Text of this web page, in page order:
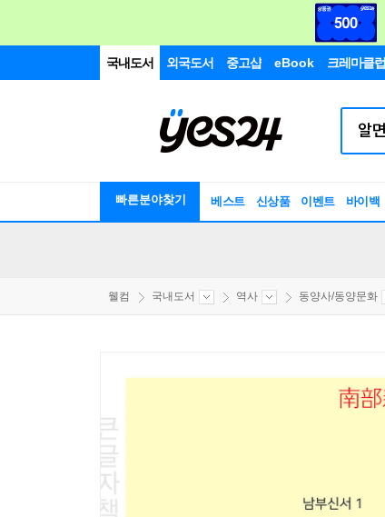
국내도서 외국도서 중고샵 eBook 크레마클럽
빠른분야찾기 베스트 신상품 이벤트 바이백
웰컴 국내도서 역사 동양사/동양문화